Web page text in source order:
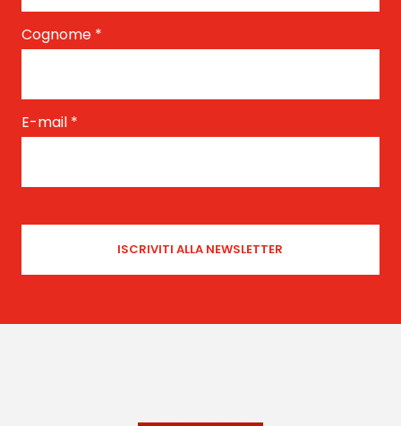
Cognome *
E-mail *